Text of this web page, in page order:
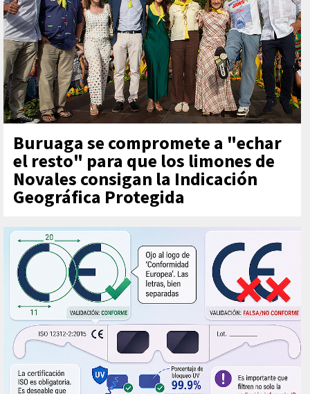
Buruaga se compromete a "echar
el resto" para que los limones de
Novales consigan la Indicación
Geográfica Protegida